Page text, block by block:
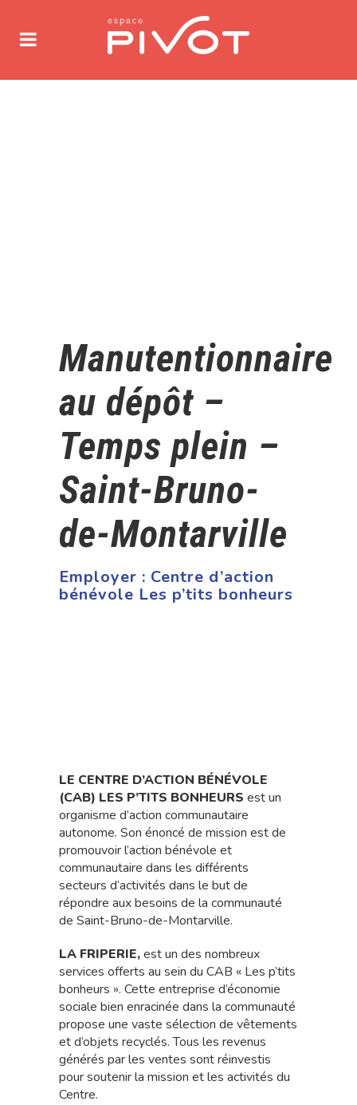
Manutentionnaire
au dépôt –
Temps plein –
Saint-Bruno-
de-Montarville
Employer : Centre d’action
bénévole Les p’tits bonheurs
LE CENTRE D’ACTION BÉNÉVOLE
(CAB) LES P’TITS BONHEURS est un
organisme d’action communautaire
autonome. Son énoncé de mission est de
promouvoir l’action bénévole et
communautaire dans les différents
secteurs d’activités dans le but de
répondre aux besoins de la communauté
de Saint-Bruno-de-Montarville.
LA FRIPERIE,est un des nombreux
services offerts au sein du CAB « Les p’tits
bonheurs ». Cette entreprise d’économie
sociale bien enracinée dans la communauté
propose une vaste sélection de vêtements
et d’objets recyclés. Tous les revenus
générés par les ventes sont réinvestis
pour soutenir la mission et les activités du
Centre.